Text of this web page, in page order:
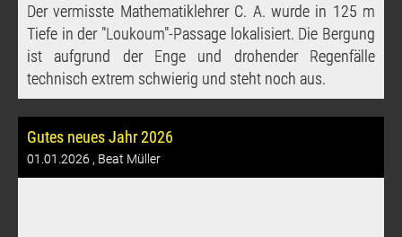
Der vermisste Mathematiklehrer C. A. wurde in 125 m
Tiefe in der "Loukoum"-Passage lokalisiert. Die Bergung
ist aufgrund der Enge und drohender Regenfälle
technisch extrem schwierig und steht noch aus.
Gutes neues Jahr 2026
01.01.2026 , Beat Müller